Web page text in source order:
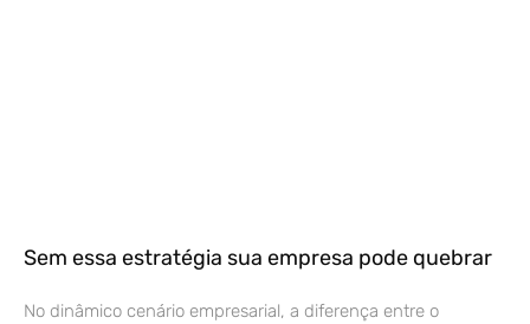
Sem essa estratégia sua empresa pode quebrar
No dinâmico cenário empresarial, a diferença entre o